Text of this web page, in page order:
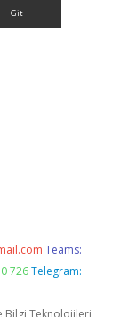
Teams:
726 Telegram:
Bilgi Teknolojileri